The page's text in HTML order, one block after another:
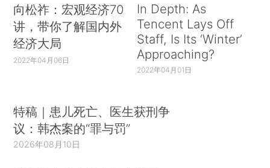
向松祚：宏观经济70
讲，带你了解国内外
经济大局
2022年04月06日
In Depth: As
Tencent Lays Off
Staff, Is Its ‘Winter’
Approaching?
2022年04月01日
特稿｜患儿死亡、医生获刑争
议：韩杰案的“罪与罚”
2026年08月10日